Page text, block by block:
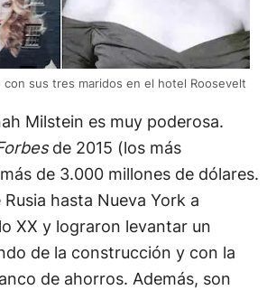
con sus tres maridos en el hotel Roosevelt
Milstein es muy poderosa.
de 2015 (los más
de 3.000 millones de dólares.
hasta Nueva York a
XX y lograron levantar un
de la construcción y con la
de ahorros. Además, son